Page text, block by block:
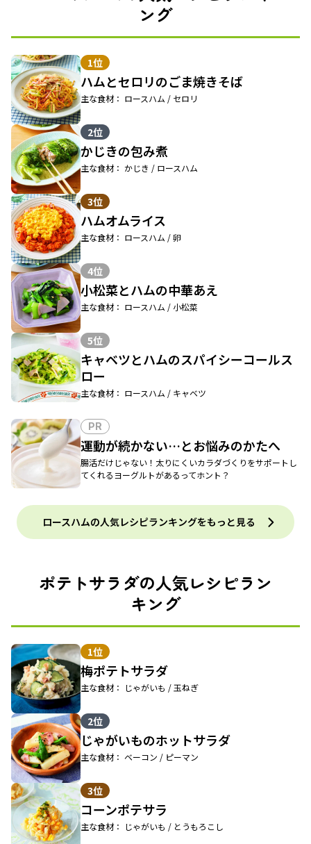
ング
1位
ハムとセロリのごま焼きそば
主な食材： ロースハム / セロリ
2位
かじきの包み煮
主な食材： かじき / ロースハム
3位
ハムオムライス
主な食材： ロースハム / 卵
4位
小松菜とハムの中華あえ
主な食材： ロースハム / 小松菜
5位
キャベツとハムのスパイシーコールス
ロー
主な食材： ロースハム / キャベツ
PR
運動が続かない…とお悩みのかたへ
腸活だけじゃない！太りにくいカラダづくりをサポートし
てくれるヨーグルトがあるってホント？
ロースハムの人気レシピランキングをもっと見る
ポテトサラダの人気レシピラン
キング
1位
梅ポテトサラダ
主な食材： じゃがいも / 玉ねぎ
2位
じゃがいものホットサラダ
主な食材： ベーコン / ピーマン
3位
コーンポテサラ
主な食材： じゃがいも / とうもろこし